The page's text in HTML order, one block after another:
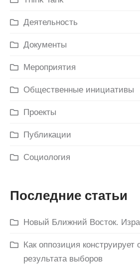
Деятельность
Документы
Мероприятия
Общественные инициативы
Проекты
Публикации
Социология
Последние статьи
Новый Ближний Восток.
Как оппозиция конструирует
результата выборов